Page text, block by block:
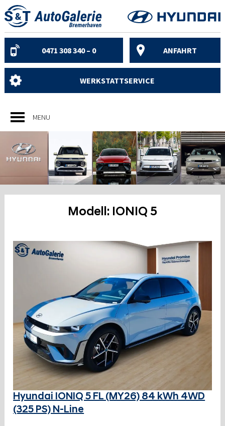
Skip
to
content
0471 308 340 – 0 ANFAHRT
WERKSTATTSERVICE
MENU
Modell: IONIQ 5
Hyundai IONIQ 5 FL (MY26) 84 kWh 4WD
(325 PS) N-Line